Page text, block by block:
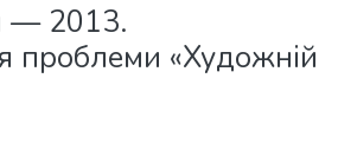
— 2013.
проблеми «Художній